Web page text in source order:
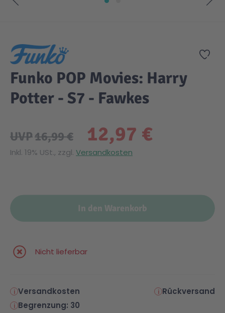
Zur
Funko POP Movies: Harry
Potter - S7 - Fawkes
12,97 €
UVP16,99 €
Inkl. 19% USt., zzgl. Versandkosten
In den Warenkorb
Nicht lieferbar
Versandkosten
Rückversand
Begrenzung: 30